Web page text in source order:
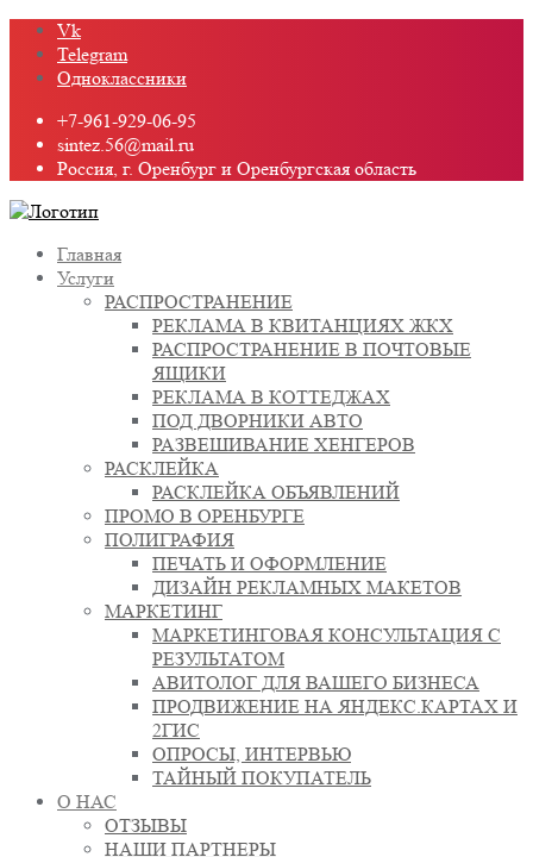
Промотать
содержимому
Vk
Telegram
Одноклассники
+7-961-929-06-95
sintez.56@mail.ru
Россия, г. Оренбург и Оренбургская область
Главная
Услуги
РАСПРОСТРАНЕНИЕ
РЕКЛАМА В КВИТАНЦИЯХ ЖКХ
РАСПРОСТРАНЕНИЕ В ПОЧТОВЫЕ
ЯЩИКИ
РЕКЛАМА В КОТТЕДЖАХ
ПОД ДВОРНИКИ АВТО
РАЗВЕШИВАНИЕ ХЕНГЕРОВ
РАСКЛЕЙКА
РАСКЛЕЙКА ОБЪЯВЛЕНИЙ
ПРОМО В ОРЕНБУРГЕ
ПОЛИГРАФИЯ
ПЕЧАТЬ И ОФОРМЛЕНИЕ
ДИЗАЙН РЕКЛАМНЫХ МАКЕТОВ
МАРКЕТИНГ
МАРКЕТИНГОВАЯ КОНСУЛЬТАЦИЯ С
РЕЗУЛЬТАТОМ
АВИТОЛОГ ДЛЯ ВАШЕГО БИЗНЕСА
ПРОДВИЖЕНИЕ НА ЯНДЕКС.КАРТАХ И
2ГИС
ОПРОСЫ, ИНТЕРВЬЮ
ТАЙНЫЙ ПОКУПАТЕЛЬ
О НАС
ОТЗЫВЫ
НАШИ ПАРТНЕРЫ